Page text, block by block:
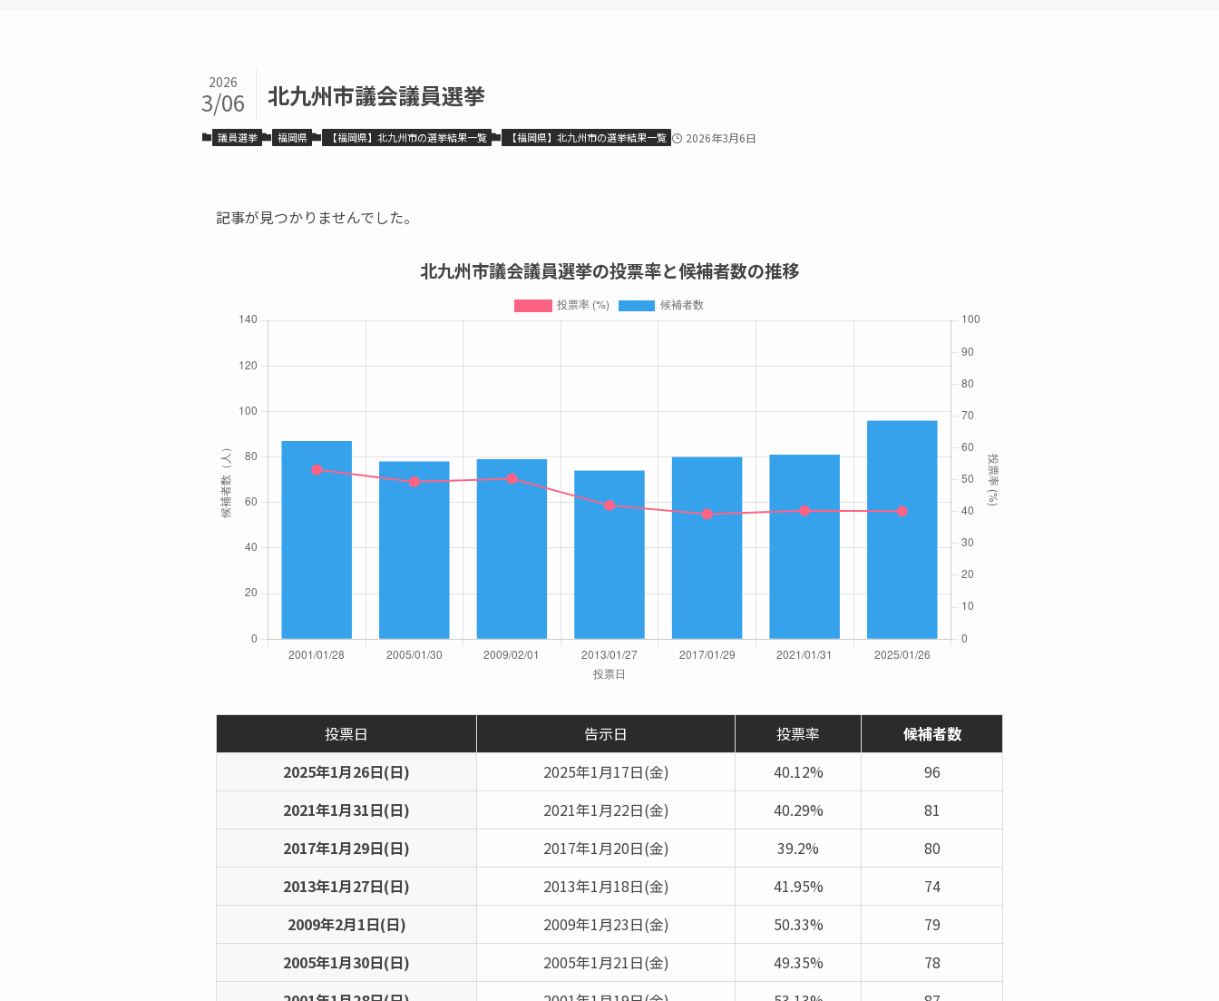
北九州市議会議員選挙
2026
3/06
議員選挙 福岡県 【福岡県】北九州市の選挙結果一覧 【福岡県】北九州市の選挙結果一覧 2026年3月6日
記事が見つかりませんでした。
北九州市議会議員選挙の投票率と候補者数の推移
投票日 告示日 投票率
候補者数
2025年1月26日(日)
2025年1月17日(金) 40.12%
96
2021年1月31日(日)
2021年1月22日(金) 40.29%
81
2017年1月29日(日)
2017年1月20日(金) 39.2%
80
2013年1月27日(日)
2013年1月18日(金) 41.95%
74
2009年2月1日(日)
2009年1月23日(金) 50.33%
79
2005年1月30日(日)
2005年1月21日(金) 49.35%
78